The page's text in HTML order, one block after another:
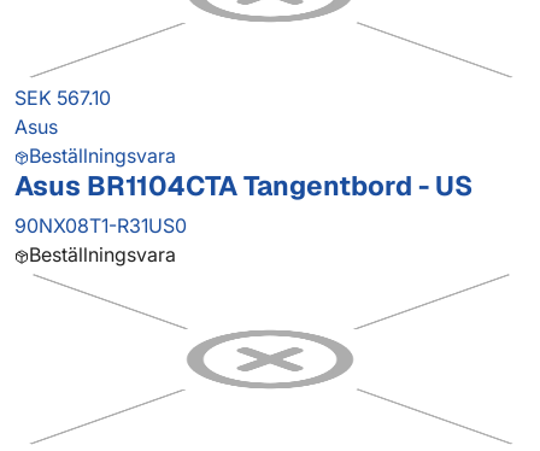
SEK 567.10
Asus
Beställningsvara
Asus BR1104CTA Tangentbord - US
90NX08T1-R31US0
Beställningsvara